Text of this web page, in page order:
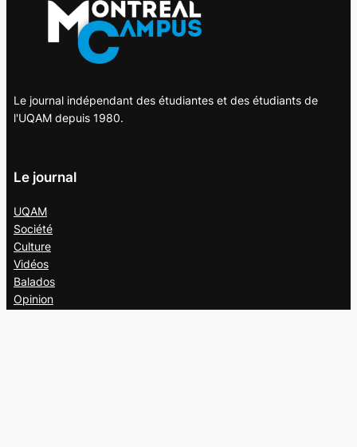
Le journal indépendant des étudiantes et des étudiants de
l'UQAM depuis 1980.
Le journal
UQAM
Société
Culture
Vidéos
Balados
Opinion